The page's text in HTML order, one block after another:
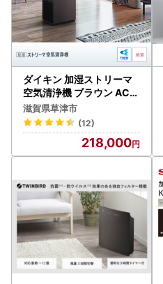
ダイキン 加湿ストリーマ
空気清浄機 ブラウン ACK
705A-T(適用畳数：31畳/
PM2.5対応)
滋賀県草津市
(12)
218,000